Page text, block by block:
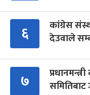
६
कांग्रेस
देउवाले
७